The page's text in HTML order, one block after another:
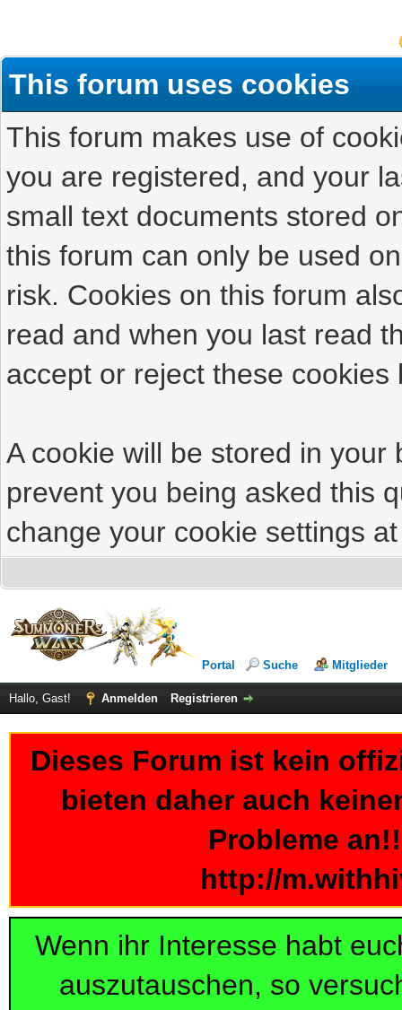
This forum uses cookies
This forum makes use of
you are registered, and your
small text documents stored
this forum can only be used
risk. Cookies on this forum
read and when you last read
accept or reject these cookies
A cookie will be stored in
prevent you being asked this
change your cookie settings
Portal Suche Mitglieder
Hallo, Gast! Anmelden Registrieren
Dieses Forum ist kein
bieten daher auch
Probleme
http://
Wenn ihr Interesse habt
auszutauschen, so